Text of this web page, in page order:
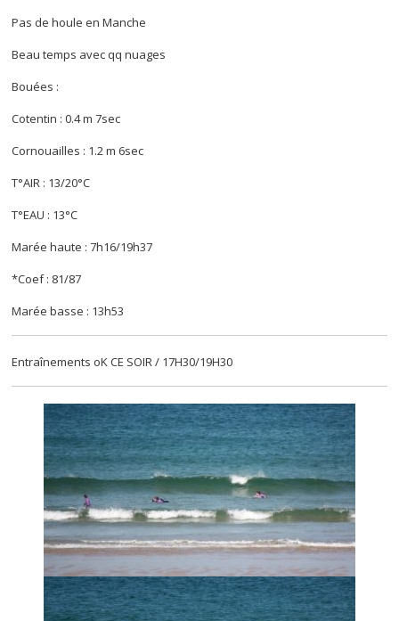
Pas de houle en Manche
Beau temps avec qq nuages
Bouées :
Cotentin : 0.4 m 7sec
Cornouailles : 1.2 m 6sec
T°AIR : 13/20°C
T°EAU : 13°C
Marée haute : 7h16/19h37
*Coef : 81/87
Marée basse : 13h53
Entraînements oK CE SOIR / 17H30/19H30